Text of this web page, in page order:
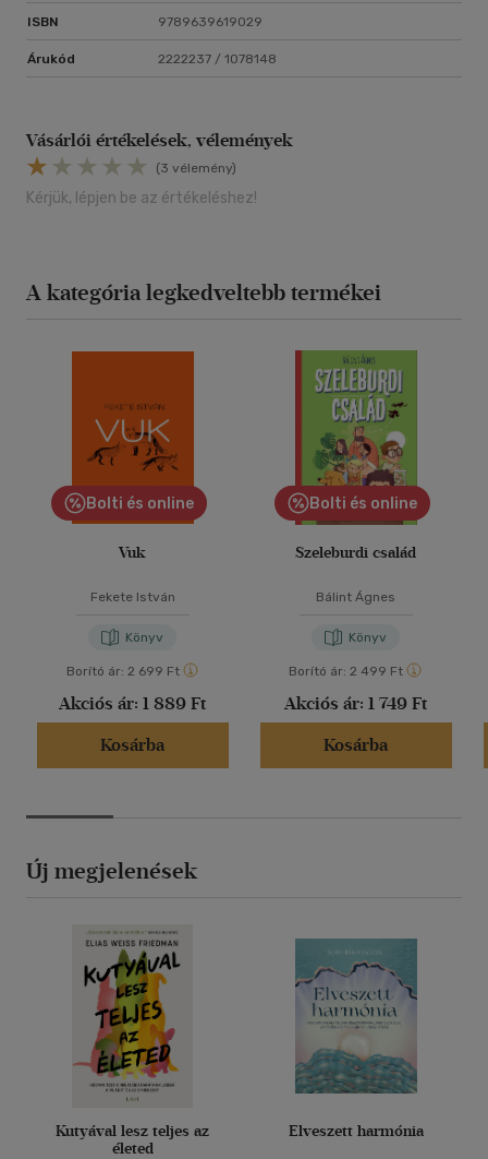
ISBN 9789639619029
Árukód 2222237 / 1078148
Vásárlói értékelések, vélemények
(3 vélemény)
Kérjük, lépjen be az értékeléshez!
A kategória legkedveltebb termékei
Bolti és online
Vuk
Fekete István
Könyv
Borító ár: 2 699 Ft
Akciós ár: 1 889 Ft
Kosárba
Bolti és online
Szeleburdi család
Bálint Ágnes
Könyv
Borító ár: 2 499 Ft
Akciós ár: 1 749 Ft
Kosárba
Új megjelenések
Kutyával lesz teljes az
életed
Elveszett harmónia